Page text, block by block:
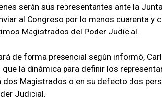
serán sus representantes ante la
al Congreso por lo menos cuarenta y
Magistrados del Poder Judicial.
de forma presencial según informó,
que la dinámica para definir los
dos Magistrados o en su defecto dos
Judicial.